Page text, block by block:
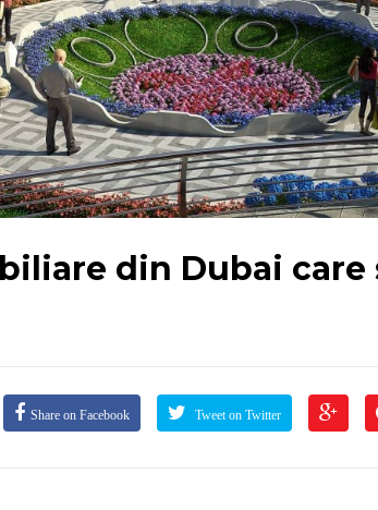
din Dubai care
Share on Facebook Tweet on Twitter